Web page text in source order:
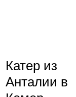
Катер из
Анталии в